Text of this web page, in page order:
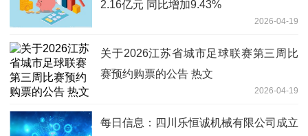
2.16亿元 同比增加9.43%
2026-04-19
关于2026江苏省城市足球联赛第三周比
赛预约购票的公告 热文
2026-04-19
每日信息：四川乐恒诚机械有限公司成立